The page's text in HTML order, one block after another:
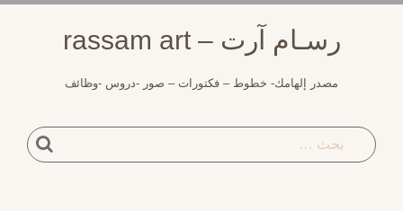
رسـام آرت – rassam art
مصدر إلهامك- خطوط – فكتورات – صور -دروس -وظائف